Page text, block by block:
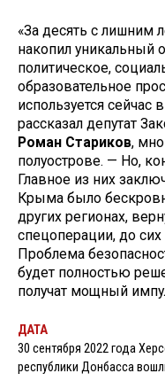
«За десять с лишним
накопил уникальный
политическое,
образовательное
используется
рассказал депутат
Роман Стариков,
полуострове. — Но,
Главное из них
Крыма было
других регионах,
спецоперации, до
Проблема
будет полностью
получат мощный
ДАТА
30 сентября 2022 года
республики Донбасса